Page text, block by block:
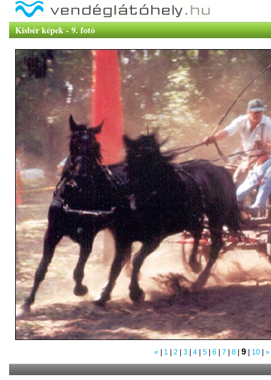
Kisbér képek - 9. fotó
« 1 2 3| 4| 5| 6 7 8| 9| 10| »